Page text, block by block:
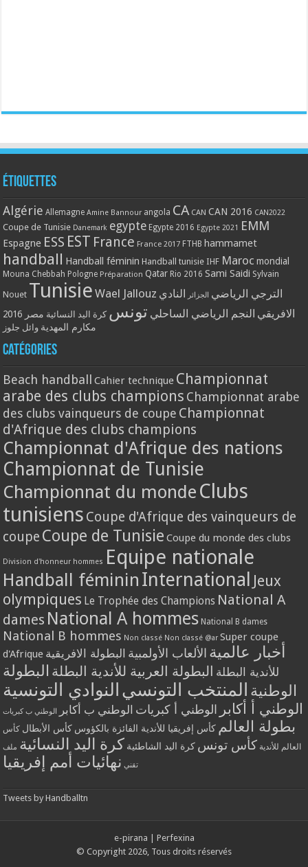
Étiquettes
Algérie Allemagne Amine Bannour angola CA CAN CAN 2016 CAN2022
Coupe de Tunisie Danemark egypte Egypte 2016 Egypte 2021 EMM
Espagne ESS EST France France 2017 FTHB hammamet
handball Handball féminin Handball tunisie IHF Maroc mondial
Mouna Chebbah Pologne Préparation Qatar Rio 2016 Sami Saidi Sylvain
Nouet Tunisie Wael Jallouz الترجي الرياضي الجزائر النادي
الافريقي النجم الرياضي الساحلي تونس كرة اليد النسائية مصر 2016
مكارم المهدية وائل جلوز
Catégories
Beach handball Cahier technique Championnat
arabe des clubs champions Championnat arabe
des clubs vainqueurs de coupe Championnat
d'Afrique des clubs champions
Championnat d'Afrique des nations
Championnat de Tunisie
Championnat du monde Clubs
tunisiens Coupe d'Afrique des vainqueurs de
coupe Coupe de Tunisie Coupe du monde des clubs
Division d'honneur hommes Equipe nationale
Handball féminin International Jeux
olympiques Le Trophée des Champions National A
dames National A hommes National B dames
National B hommes Non classé Non classé @ar Super coupe
d'Afrique
أخبار عالمية الألعاب الأولمبية البطولة الافريقية
للأندية البطلة البطولة العربية للأندية البطلة البطولة
الوطنية المنتخب التونسي النوادي التونسية
الوطني أ أكابر الوطني أ كبريات الوطني ب أكابر الوطني ب كبريات
بطولة العالم كأس إفريقيا للأندية الفائزة بالكؤوس كأس الأبطال كأس
العالم للأندية كأس تونس كرة اليد الشاطئية كرة اليد النسائية ملف
تقني نهائيات أمم إفريقيا
Tweets by Handballtn
e-pirana
Perfexina
© Copyright 2026, Tous droits réservés